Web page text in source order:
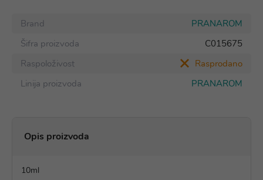
Brand
PRANAROM
Šifra proizvoda
C015675
Raspoloživost
Rasprodano
Linija proizvoda
PRANAROM
Opis proizvoda
10ml